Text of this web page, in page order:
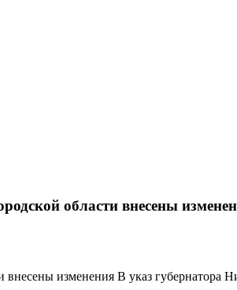
области внесены
изменения В указ губернатора